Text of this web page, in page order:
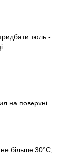
тюль -
на поверхні
більше 30°C;